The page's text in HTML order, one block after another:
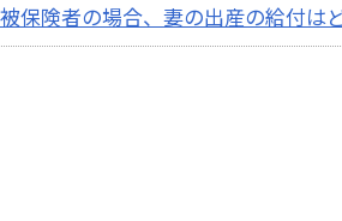
保険者の場合、妻の出産の給付は